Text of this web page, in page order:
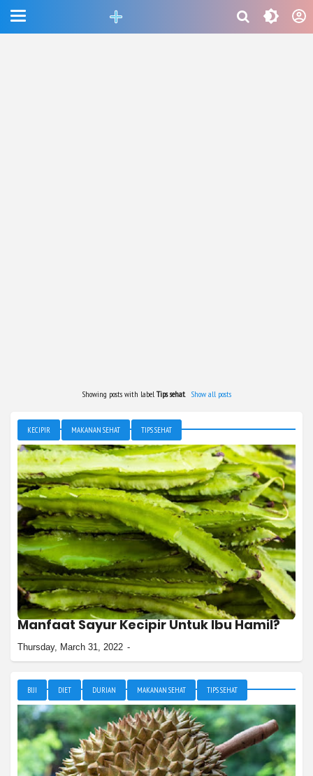
Showing posts with labelTips sehat Show all posts
KECIPIR MAKANAN SEHAT TIPS SEHAT
Manfaat Sayur Kecipir Untuk Ibu Hamil?
Thursday, March 31, 2022
BIJI DIET DURIAN MAKANAN SEHAT TIPS SEHAT